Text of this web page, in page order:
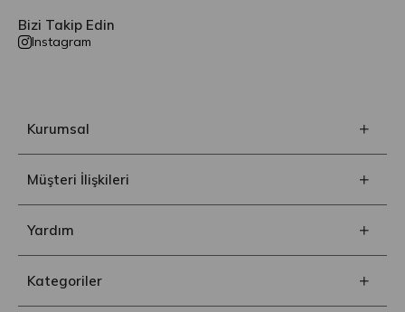
Bizi Takip Edin
Instagram
Kurumsal
Müşteri İlişkileri
Yardım
Kategoriler